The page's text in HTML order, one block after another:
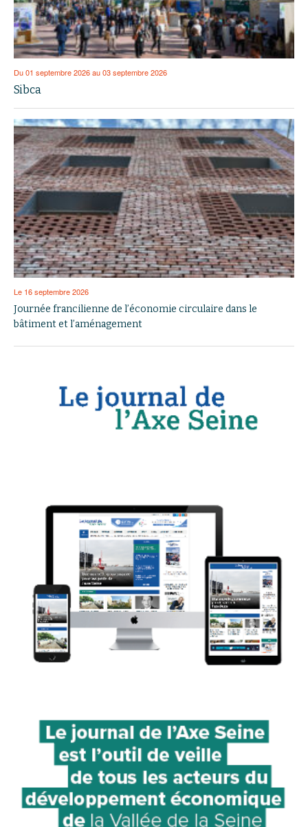
Du 01 septembre 2026 au 03 septembre 2026
Sibca
Le 16 septembre 2026
Journée francilienne de l’économie circulaire dans le
bâtiment et l’aménagement